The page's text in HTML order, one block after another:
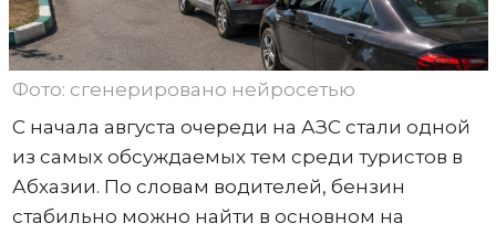
Фото: сгенерировано нейросетью
С начала августа очереди на АЗС стали одной
из самых обсуждаемых тем среди туристов в
Абхазии. По словам водителей, бензин
стабильно можно найти в основном на